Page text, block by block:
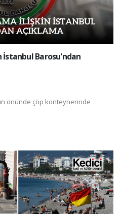
Barosu'ndan
önünde çöp konteynerinde